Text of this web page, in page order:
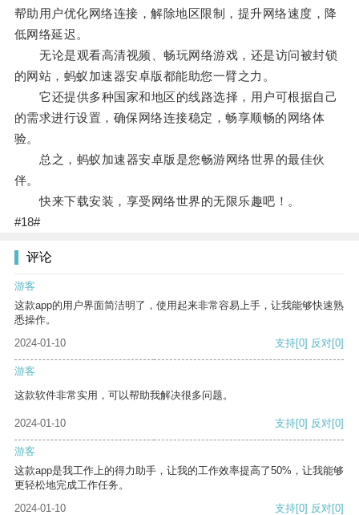
帮助用户优化网络连接，解除地区限制，提升网络速度，降
低网络延迟。
无论是观看高清视频、畅玩网络游戏，还是访问被封锁
的网站，蚂蚁加速器安卓版都能助您一臂之力。
它还提供多种国家和地区的线路选择，用户可根据自己
的需求进行设置，确保网络连接稳定，畅享顺畅的网络体
验。
总之，蚂蚁加速器安卓版是您畅游网络世界的最佳伙
伴。
快来下载安装，享受网络世界的无限乐趣吧！。
#18#
评论
游客
这款app的用户界面简洁明了，使用起来非常容易上手，让我能够快速熟
悉操作。
2024-01-10
支持[0] 反对[0]
游客
这款软件非常实用，可以帮助我解决很多问题。
2024-01-10 支持[0] 反对[0]
游客
这款app是我工作上的得力助手，让我的工作效率提高了50%，让我能够
更轻松地完成工作任务。
2024-01-10
支持[0] 反对[0]